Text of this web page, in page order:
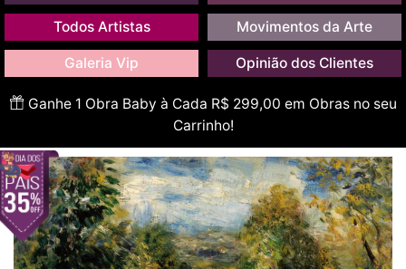
Todos Artistas Movimentos da Arte
Galeria Vip Opinião dos Clientes
Ganhe 1 Obra Baby à Cada R$ 299,00 em Obras no seu
Carrinho!